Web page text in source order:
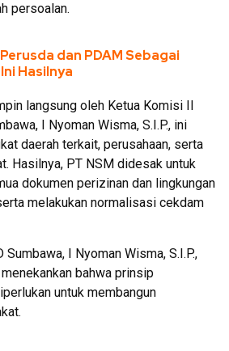
persoalan.
dan PDAM Sebagai
Hasilnya
langsung oleh Ketua Komisi II
I Nyoman Wisma, S.I.P., ini
daerah terkait, perusahaan, serta
Hasilnya, PT NSM didesak untuk
dokumen perizinan dan lingkungan
melakukan normalisasi cekdam
I Nyoman Wisma, S.I.P.,
bahwa prinsip
untuk membangun